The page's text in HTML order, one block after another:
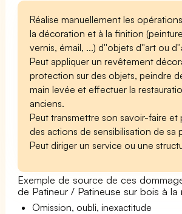
Réalise manuellement les
la décoration et à la finition
vernis, émail, ...) d''objets d''art ou
Peut appliquer un revêtement
protection sur des objets, peindre
main levée et effectuer la
anciens.
Peut transmettre son savoir-faire et
des actions de sensibilisation de sa
Peut diriger un service ou une
Exemple de source de ces
de Patineur / Patineuse sur bois à la
Omission, oubli, inexactitude